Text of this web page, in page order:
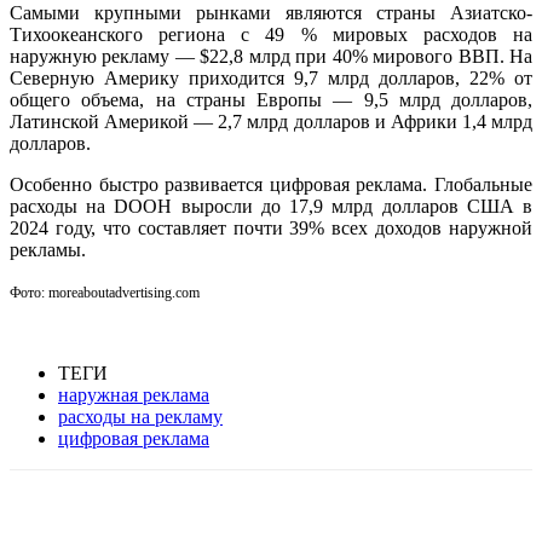
Самыми крупными рынками являются страны Азиатско-
Тихоокеанского регионас 49 % мировых расходов на
наружную рекламу — $22,8 млрд при 40% мирового ВВП. На
Северную Америку приходится 9,7 млрд долларов, 22% от
общего объема, на страны Европы — 9,5 млрд долларов,
Латинской Америкой — 2,7 млрд долларов и Африки 1,4 млрд
долларов.
Особенно быстро развивается цифровая реклама. Глобальные
расходы на DOOH выросли до 17,9 млрд долларов США в
2024 году, что составляет почти 39% всех доходов наружной
рекламы.
Фото: moreaboutadvertising.com
ТЕГИ
наружная реклама
расходы на рекламу
цифровая реклама